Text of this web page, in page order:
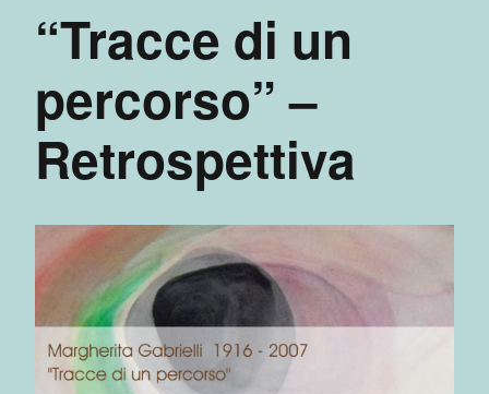
“Tracce di un
percorso” –
Retrospettiva